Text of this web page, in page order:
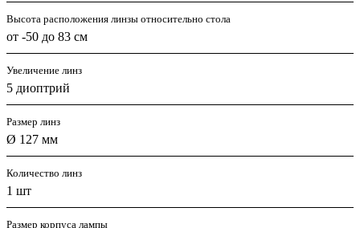
Высота расположения линзы относительно стола
от -50 до 83 см
Увеличение линз
5 диоптрий
Размер линз
Ø 127 мм
Количество линз
1 шт
Размер корпуса лампы